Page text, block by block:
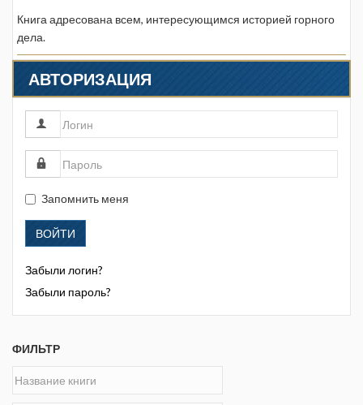
Книга адресована всем, интересующимся историей горного
дела.
АВТОРИЗАЦИЯ
Запомнить меня
ВОЙТИ
Забыли логин?
Забыли пароль?
ФИЛЬТР